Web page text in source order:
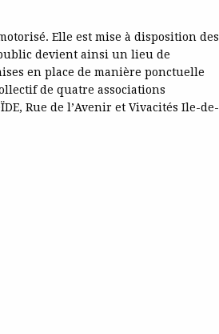
Elle est mise à disposition des
devient ainsi un lieu de
en place de manière ponctuelle
de quatre associations
Rue de l’Avenir et Vivacités Ile-de-